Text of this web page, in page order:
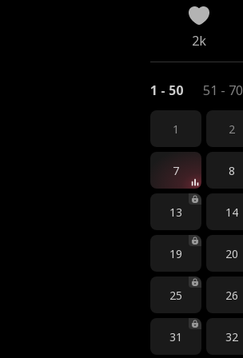
2k
1 - 50 51 - 70
1 2
7 8
13 14
19 20
25 26
31 32